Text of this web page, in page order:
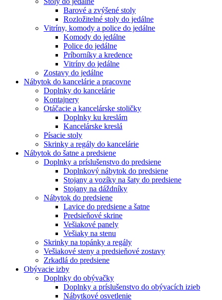
Barové a zvýšené stoly
Rozložitelné stoly do jedálne
Vitríny, komody a police do jedálne
Komody do jedálne
Police do jedálne
Príborníky a kredence
Vitríny do jedálne
Zostavy do jedálne
Nábytok do kancelárie a pracovne
Doplnky do kancelárie
Kontajnery
Otáčacie a kancelárske stoličky
Doplnky ku kreslám
Kancelárske kreslá
Písacie stoly
Skrinky a regály do kancelárie
Nábytok do šatne a predsiene
Doplnky a príslušenstvo do predsiene
Doplnkový nábytok do predsiene
Stojany a vozíky na šaty do predsiene
Stojany na dáždníky
Nábytok do predsiene
Lavice do predsiene a šatne
Predsieňové skrine
Vešiakové panely
Vešiaky na stenu
Skrinky na topánky a regály
Vešiakové steny a predsieňové zostavy
Zrkadlá do predsiene
Obývacie izby
Doplnky do obývačky
Doplnky a príslušenstvo do obývacích izieb
Nábytkové osvetlenie